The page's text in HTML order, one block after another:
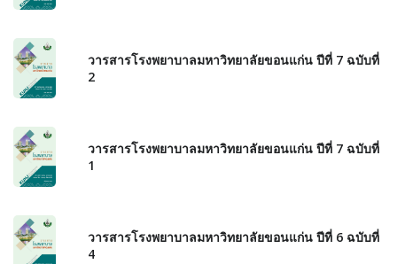
วารสารโรงพยาบาลมหาวิทยาลัยขอนแก่น ปีที่ 7 ฉบับที่
2
วารสารโรงพยาบาลมหาวิทยาลัยขอนแก่น ปีที่ 7 ฉบับที่
1
วารสารโรงพยาบาลมหาวิทยาลัยขอนแก่น ปีที่ 6 ฉบับที่
4